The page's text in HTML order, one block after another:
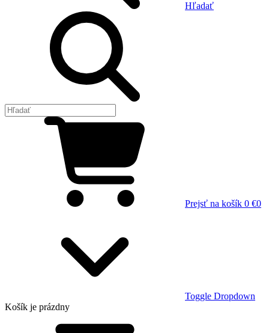
Hľadať
Prejsť na košík 0 €0
Toggle Dropdown
Košík je prázdny